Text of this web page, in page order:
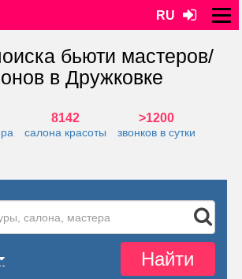
RU
бьюти мастеров/
в Дружковке
8142
салона красоты
>1200
звонков в сутки
Найти